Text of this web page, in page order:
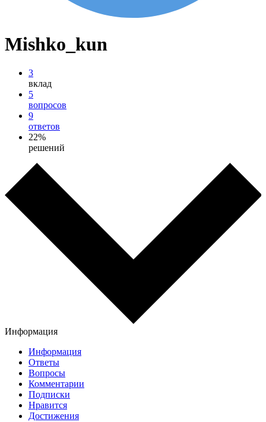
Mishko_kun
3
вклад
5
вопросов
9
ответов
22%
решений
Информация
Информация
Ответы
Вопросы
Комментарии
Подписки
Нравится
Достижения